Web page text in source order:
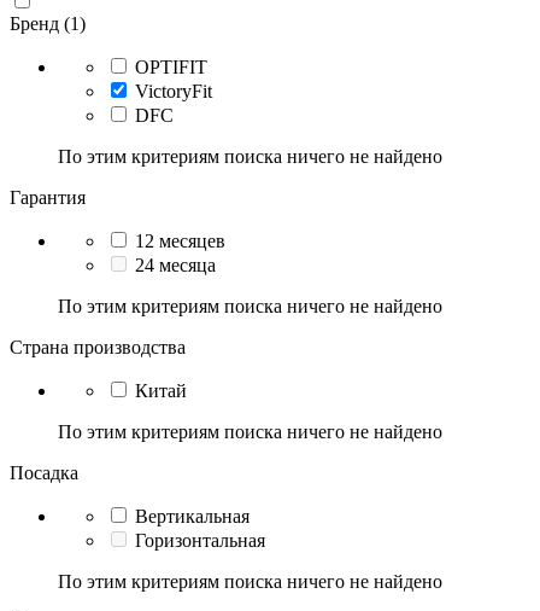
Бренд (1)
OPTIFIT
VictoryFit
DFC
По этим критериям поиска ничего не найдено
Гарантия
12 месяцев
24 месяца
По этим критериям поиска ничего не найдено
Страна производства
Китай
По этим критериям поиска ничего не найдено
Посадка
Вертикальная
Горизонтальная
По этим критериям поиска ничего не найдено